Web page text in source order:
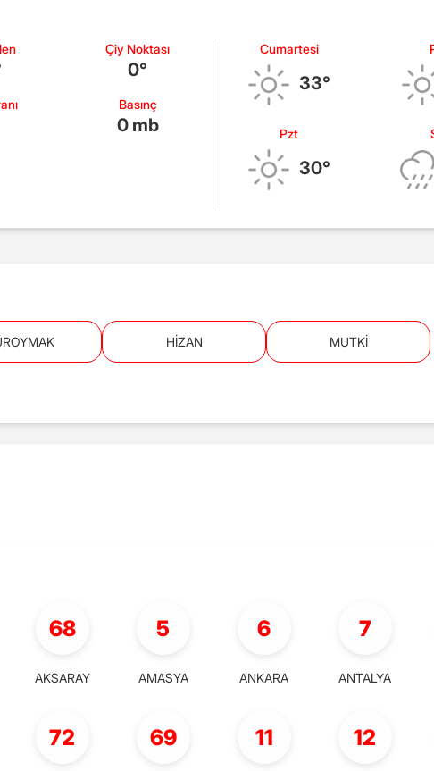
Çiy Noktası
0°
Basınç
0 mb
Cumartesi
33°
Pzt
30°
HİZAN MUTKİ
68
AKSARAY
5
AMASYA
6
ANKARA
7
ANTALYA
72 69 11 12